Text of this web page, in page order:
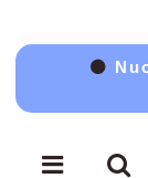
⚫